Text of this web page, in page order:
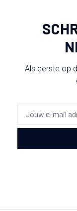
Als eerste op